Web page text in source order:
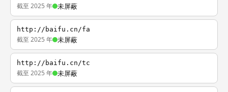
截至 2025 年 未屏蔽
http://baifu.cn/fa
截至 2025 年 未屏蔽
http://baifu.cn/tc
截至 2025 年 未屏蔽